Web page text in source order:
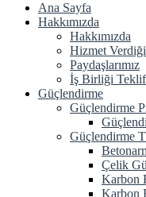
Ana Sayfa
Hakkımızda
Hakkımızda
Hizmet
Paydaşlarımız
İş Birliği
Güçlendirme
Güçlendirme
Güçlendirme
Çelik
Karbon
Karbon